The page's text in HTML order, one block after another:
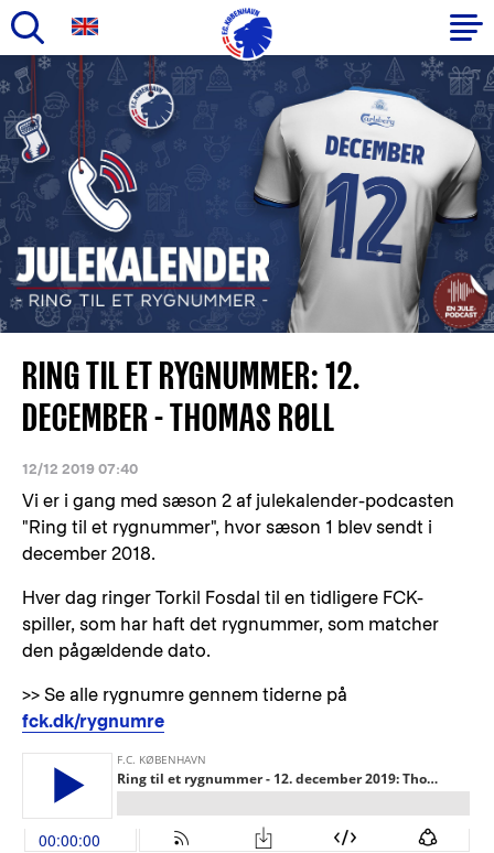
Gå
til
hovedindhold
Primær
navigation
RING TIL ET RYGNUMMER: 12.
DECEMBER - THOMAS RØLL
12/12 2019 07:40
Vi er i gang med sæson 2 af julekalender-podcasten
"Ring til et rygnummer", hvor sæson 1 blev sendt i
december 2018.
Hver dag ringer Torkil Fosdal til en tidligere FCK-
spiller, som har haft det rygnummer, som matcher
den pågældende dato.
>> Se alle rygnumre gennem tiderne på
fck.dk/rygnumre